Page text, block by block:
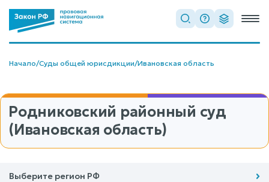
Начало/Суды общей юрисдикции/Ивановская область
Родниковский районный суд
(Ивановская область)
Выберите регион РФ